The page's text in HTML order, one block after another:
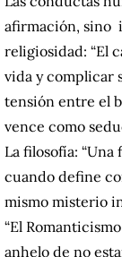
afirmación, sino
religiosidad: “El
vida y complicar
tensión entre el
vence como
La filosofía:
cuando define
mismo misterio
“El
anhelo de no